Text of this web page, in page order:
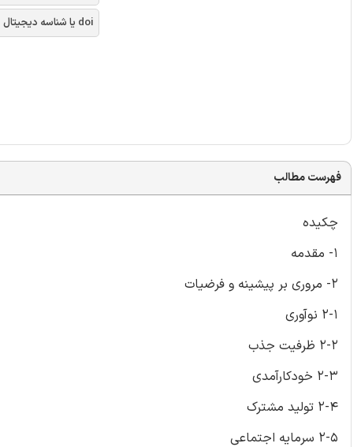
doi یا شناسه دیجیتال
فهرست مطالب
چکیده
1- مقدمه
2- مروری بر پیشینه و فرضیات
2-1 نوآوری
2-2 ظرفیت جذب
2-3 خودکارآمدی
2-4 تولید مشترک
2-5 سرمایه اجتماعی